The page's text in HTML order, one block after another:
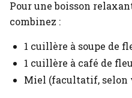
Pour une boisson
combinez :
1 cuillère à soupe de
1 cuillère à café de
Miel (facultatif, selon